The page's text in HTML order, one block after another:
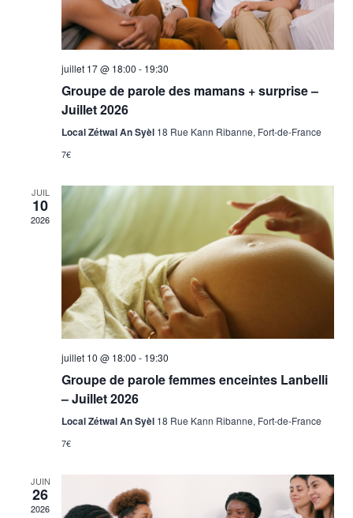
juillet 17 @ 18:00 - 19:30
Groupe de parole des mamans + surprise –
Juillet 2026
Local Zétwal An Syèl 18 Rue Kann Ribanne, Fort-de-France
7€
JUIL
10
2026
juillet 10 @ 18:00 - 19:30
Groupe de parole femmes enceintes Lanbelli
– Juillet 2026
Local Zétwal An Syèl 18 Rue Kann Ribanne, Fort-de-France
7€
JUIN
26
2026